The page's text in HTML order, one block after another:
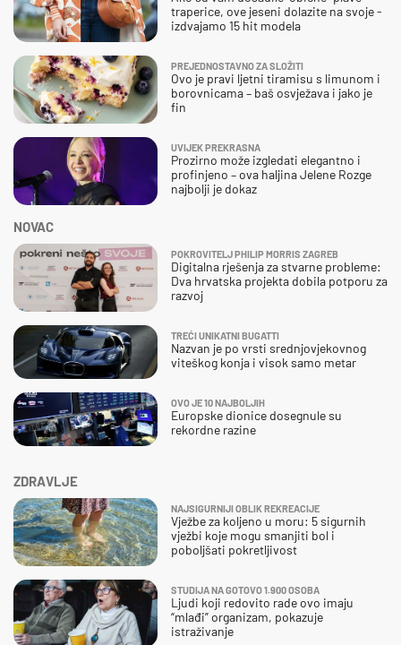
ZDRAVLJE
NAJSIGURNIJI OBLIK REKREACIJE
Vježbe za koljeno u moru: 5 sigurnih
vježbi koje mogu smanjiti bol i
poboljšati pokretljivost
STUDIJA NA GOTOVO 1.900 OSOBA
Ljudi koji redovito rade ovo imaju
“mlađi” organizam, pokazuje
istraživanje
NOVAC
POKROVITELJ PHILIP MORRIS ZAGREB
Digitalna rješenja za stvarne probleme:
Dva hrvatska projekta dobila potporu za
razvoj
TREĆI UNIKATNI BUGATTI
Nazvan je po vrsti srednjovjekovnog
viteškog konja i visok samo metar
OVO JE 10 NAJBOLJIH
Europske dionice dosegnule su
rekordne razine
traperice, ove jeseni dolazite na svoje -
izdvajamo 15 hit modela
PREJEDNOSTAVNO ZA SLOŽITI
Ovo je pravi ljetni tiramisu s limunom i
borovnicama – baš osvježava i jako je
fin
UVIJEK PREKRASNA
Prozirno može izgledati elegantno i
profinjeno – ova haljina Jelene Rozge
najbolji je dokaz